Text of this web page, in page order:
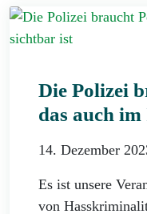
Die Polizei
das auch
14. Dezember
Es ist unsere
von